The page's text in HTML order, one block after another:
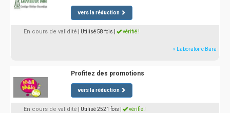
vers la réduction
En cours de validité | Utilisé 58 fois vérifié !
» Laboratoire Bara
Profitez des promotions
vers la réduction
En cours de validité | Utilisé 2521 fois vérifié !